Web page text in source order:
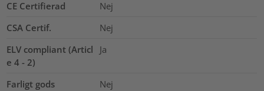
CE Certifierad
Nej
CSA Certif.
Nej
ELV compliant (Articl
e 4 - 2)
Ja
Farligt gods
Nej